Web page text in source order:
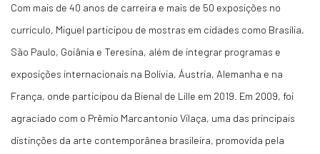
Com mais de 40 anos de carreira e mais de 50 exposições no
currículo, Miguel participou de mostras em cidades como Brasília,
São Paulo, Goiânia e Teresina, além de integrar programas e
exposições internacionais na Bolívia, Áustria, Alemanha e na
França, onde participou da Bienal de Lille em 2019. Em 2009, foi
agraciado com o Prêmio Marcantonio Vilaça, uma das principais
distinções da arte contemporânea brasileira, promovida pela